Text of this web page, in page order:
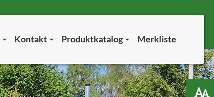
Kontakt Produktkatalog Merkliste